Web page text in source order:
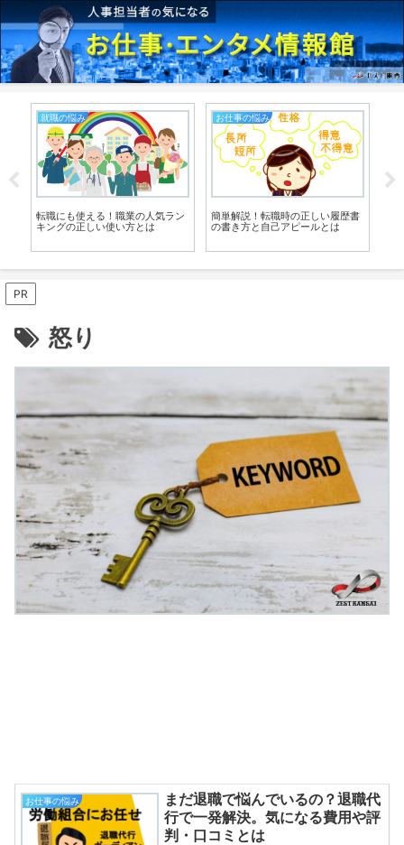
就職の悩み
転職にも使える！職業の人気ラン
キングの正しい使い方とは
お仕事の悩み
簡単解説！転職時の正しい履歴書
の書き方と自己アピールとは
PR
怒り
お仕事の悩み
まだ退職で悩んでいるの？退職代
行で一発解決。気になる費用や評
判・口コミとは